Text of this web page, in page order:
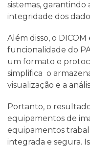
sistemas,
integridade dos
Além disso, o DICOM
funcionalidade do
um formato e
simplifica o
visualização e a
Portanto, o
equipamentos de
equipamentos
integrada e segura.